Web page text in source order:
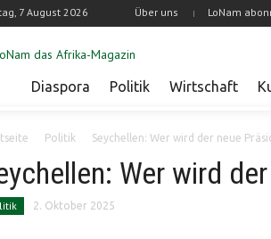
7 August 2026 Über uns LoNam
Diaspora Politik Wirtschaft
Politik Seychellen: Wer wird der neue
Wer wird
2. Oktober 2025